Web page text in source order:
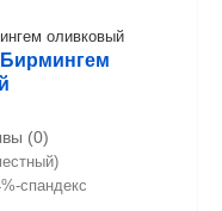
(0)
спандекс